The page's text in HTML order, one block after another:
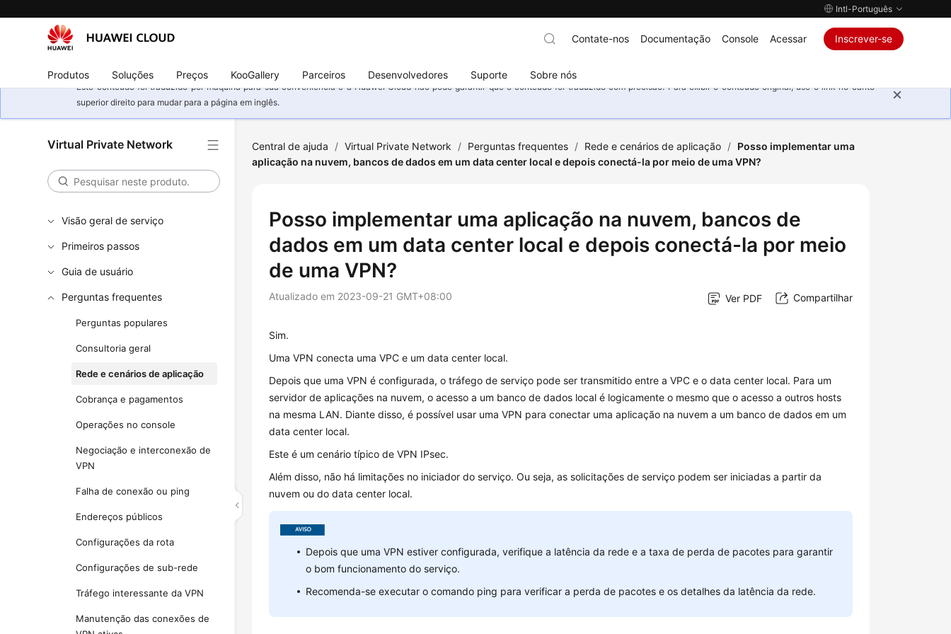
Intl-Português
Produtos Soluções Preços KooGallery Parceiros Desenvolvedores Suporte Sobre nós
Contate-nos Documentação Console Acessar Inscrever-se
Este conteúdo foi traduzido por máquina para sua conveniência e a Huawei Cloud não pode garantir que o conteúdo foi traduzido com precisão. Para exibir o conteúdo original, use o link no canto
superior direito para mudar para a página em inglês.
Virtual Private Network
Visão geral de serviço
Primeiros passos
Guia de usuário
Perguntas frequentes
Perguntas populares
Consultoria geral
Rede e cenários de aplicação
Cobrança e pagamentos
Operações no console
Negociação e interconexão de
VPN
Falha de conexão ou ping
Endereços públicos
Configurações da rota
Configurações de sub-rede
Tráfego interessante da VPN
Manutenção das conexões de
Central de ajuda / Virtual Private Network / Perguntas frequentes / Rede e cenários de aplicação / Posso implementar uma
aplicação na nuvem, bancos de dados em um data center local e depois conectá-la por meio de uma VPN?
Posso implementar uma aplicação na nuvem, bancos de
dados em um data center local e depois conectá-la por meio
de uma VPN?
Atualizado em 2023-09-21 GMT+08:00 Ver PDF Compartilhar
Sim.
Uma VPN conecta uma VPC e um data center local.
Depois que uma VPN é configurada, o tráfego de serviço pode ser transmitido entre a VPC e o data center local. Para um
servidor de aplicações na nuvem, o acesso a um banco de dados local é logicamente o mesmo que o acesso a outros hosts
na mesma LAN. Diante disso, é possível usar uma VPN para conectar uma aplicação na nuvem a um banco de dados em um
data center local.
Este é um cenário típico de VPN IPsec.
Além disso, não há limitações no iniciador do serviço. Ou seja, as solicitações de serviço podem ser iniciadas a partir da
nuvem ou do data center local.
Depois que uma VPN estiver configurada, verifique a latência da rede e a taxa de perda de pacotes para garantir
o bom funcionamento do serviço.
Recomenda-se executar o comando ping para verificar a perda de pacotes e os detalhes da latência da rede.